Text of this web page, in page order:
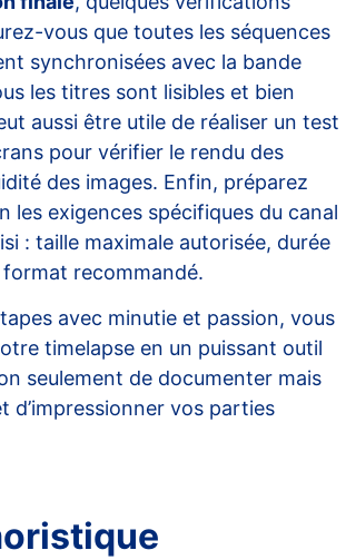
vous que toutes les séquences
synchronisées avec la bande
les titres sont lisibles et bien
aussi être utile de réaliser un test
pour vérifier le rendu des
des images. Enfin, préparez
les exigences spécifiques du canal
: taille maximale autorisée, durée
recommandé.
avec minutie et passion, vous
timelapse en un puissant outil
seulement de documenter mais
d’impressionner vos parties